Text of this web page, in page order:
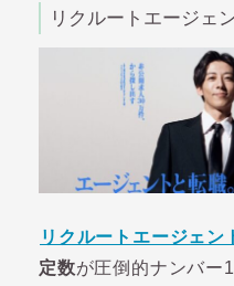
リクルートエージェ
リクルートエージェン
定数が圧倒的ナンバー